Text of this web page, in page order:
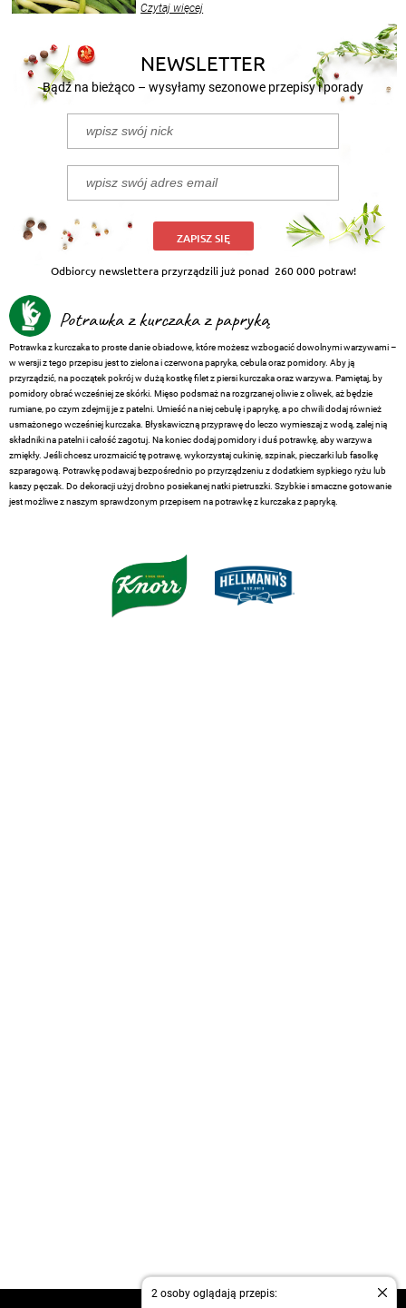
2 osoby oglądają przepis:
nasze propozycje!
Czytaj więcej
NEWSLETTER
Bądź na bieżąco – wysyłamy sezonowe przepisy i porady
ZAPISZ SIĘ
Odbiorcy newslettera przyrządzili już ponad 260 000 potraw!
Potrawka z kurczaka z papryką
Potrawka z kurczaka to proste danie obiadowe, które możesz wzbogacić dowolnymi warzywami –
w wersji z tego przepisu jest to zielona i czerwona papryka, cebula oraz pomidory. Aby ją
przyrządzić, na początek pokrój w dużą kostkę filet z piersi kurczaka oraz warzywa. Pamiętaj, by
pomidory obrać wcześniej ze skórki. Mięso podsmaż na rozgrzanej oliwie z oliwek, aż będzie
rumiane, po czym zdejmij je z patelni. Umieść na niej cebulę i paprykę, a po chwili dodaj również
usmażonego wcześniej kurczaka. Błyskawiczną przyprawę do leczo wymieszaj z wodą, zalej nią
składniki na patelni i całość zagotuj. Na koniec dodaj pomidory i duś potrawkę, aby warzywa
zmiękły. Jeśli chcesz urozmaicić tę potrawę, wykorzystaj cukinię, szpinak, pieczarki lub fasolkę
szparagową. Potrawkę podawaj bezpośrednio po przyrządzeniu z dodatkiem sypkiego ryżu lub
kaszy pęczak. Do dekoracji użyj drobno posiekanej natki pietruszki. Szybkie i smaczne gotowanie
jest możliwe z naszym sprawdzonym przepisem na potrawkę z kurczaka z papryką.